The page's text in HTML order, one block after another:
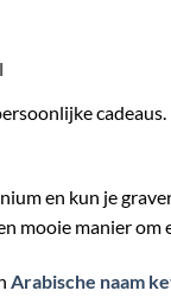
en kun je
mooie manier om
Arabische naam